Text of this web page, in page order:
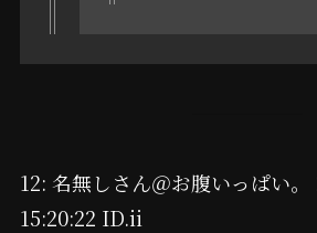
12: 名無しさん＠お腹いっぱい
15:20:22 ID.ii